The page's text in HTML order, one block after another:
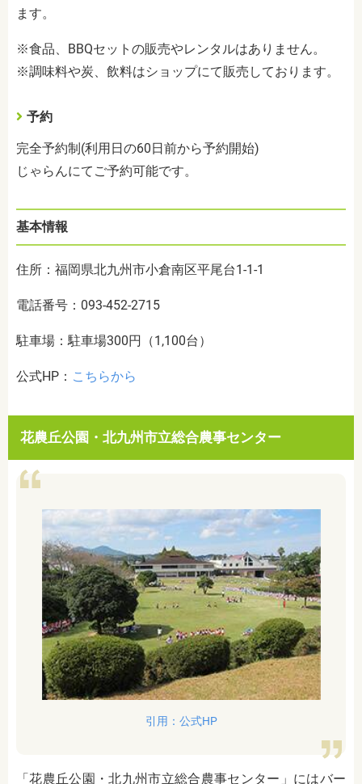
ます。
※食品、BBQセットの販売やレンタルはありません。
※調味料や炭、飲料はショップにて販売しております。
予約
完全予約制(利用日の60日前から予約開始)
じゃらんにてご予約可能です。
基本情報
住所：福岡県北九州市小倉南区平尾台1-1-1
電話番号：093-452-2715
駐車場：駐車場300円（1,100台）
公式HP： こちらから
花農丘公園・北九州市立総合農事センター
引用：公式HP
「花農丘公園・北九州市立総合農事センター」にはバー